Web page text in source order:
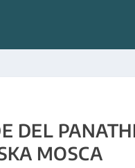
DEL
MOSCA